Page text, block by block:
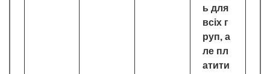
ь для
всіх г
руп, а
ле пл
атити